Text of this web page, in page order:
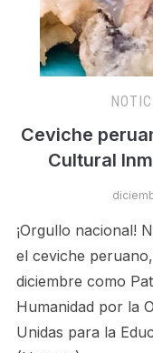
Ceviche
Cultural
¡Orgullo nacional!
el ceviche
diciembre como
Humanidad por la
Unidas para la